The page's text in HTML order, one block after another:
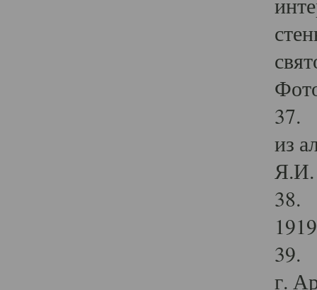
37.
из
Я.И.
38.
39.
г.